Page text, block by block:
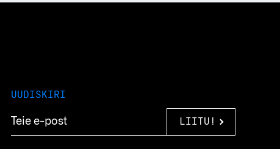
UUDISKIRI
LIITU!